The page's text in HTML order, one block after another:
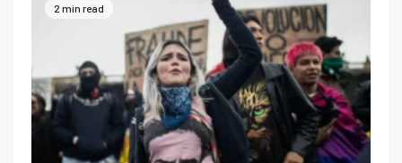
2 min read